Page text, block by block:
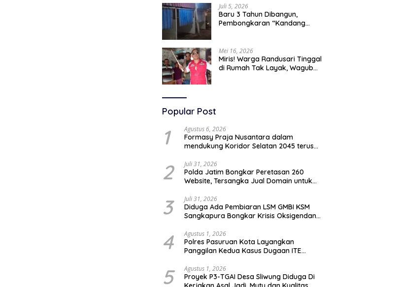
Juli 5, 2026
Baru 3 Tahun Dibangun,
Pembongkaran “Kandang
Mei 16, 2026
Miris! Warga Randusari Tinggal
di Rumah Tak Layak, Wagub
Popular Post
1 Agustus 6, 2026
Formasy Praja Nusantara dalam
mendukung Koridor Selatan 2045 terus
Mitra Indonesia dengan SPEKTANI
2 Juli 31, 2026
Polda Jatim Bongkar Peretasan 260
Website, Tersangka Jual Domain untuk
3 Juli 31, 2026
Diduga Ada Pembiaran LSM GMBI KSM
Sangkapura Bongkar Krisis Oksigendan
4 Agustus 1, 2026
Polres Pasuruan Kota Layangkan
Panggilan Kedua Kasus Dugaan ITE
5 Agustus 1, 2026
Proyek P3-TGAI Desa Sliwung Diduga Di